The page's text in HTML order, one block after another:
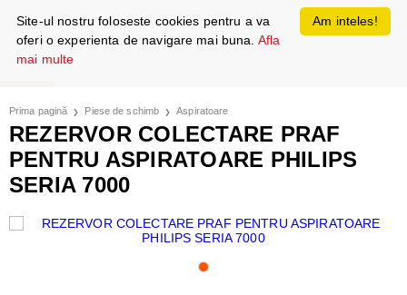
Prima pagină Piese de schimb Aspiratoare
REZERVOR COLECTARE PRAF
PENTRU ASPIRATOARE PHILIPS
SERIA 7000
Am inteles!
Site-ul nostru foloseste cookies pentru a va
oferi o experienta de navigare mai buna. Afla
mai multe